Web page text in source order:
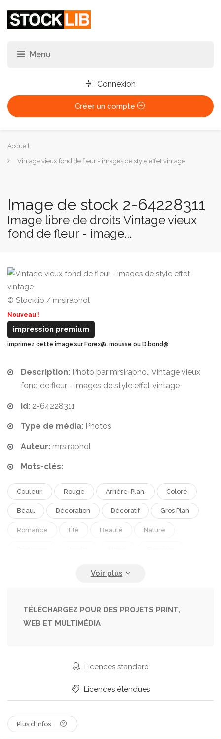
Connexion
Créer un compte
Vous
êtes
Accueil
Vintage vieux fond de fleur - images de style effet vintage
Image de stock 2-64228311
Image libre de droits Vintage vieux
fond de fleur - image...
© Stocklib / mrsiraphol
Nouveau !
impression premium
imprimez cette image sur Forex@, mousse ou Dibond@
Description: Photo par mrsiraphol. Vintage vieux
fond de fleur - images de style effet vintage
Id: 2-64228311
Type de média: Photos
Auteur: mrsiraphol
Mots-clés:
Couleur. Rouge Arrière-Plan. Coloré
Beau. Décoration Décoratif Gros Plan
Romance Été Beauté Nature
Fleurs.
Roses Bouquet De Fleurs Fond De Fleurs
Fond Vintage
TÉLÉCHARGEZ POUR DES PROJETS PRINT,
WEB ET MULTIMÉDIA
Licences standard
Licences étendues
Plus d'infos